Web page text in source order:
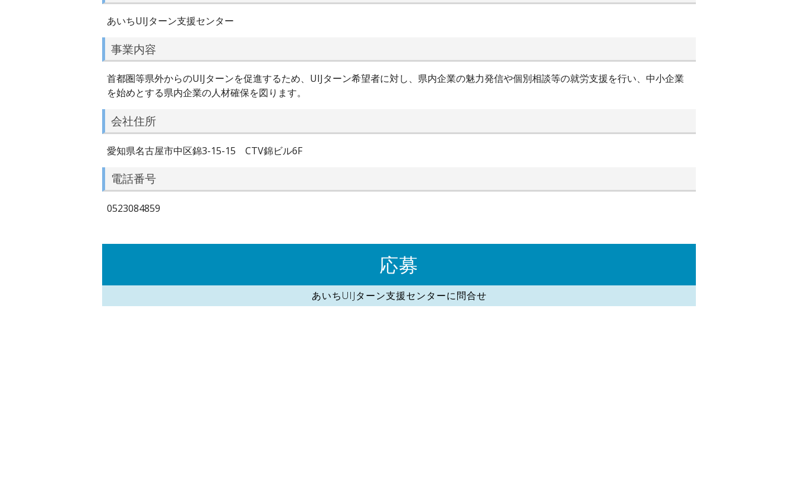
あいちUIJターン支援センター
事業内容
首都圏等県外からのUIJターンを促進するため、UIJターン希望者に対し、県内企業の魅力発信や個別相談等の就労支援を行い、中小企業
を始めとする県内企業の人材確保を図ります。
会社住所
愛知県名古屋市中区錦3-15-15 CTV錦ビル6F
電話番号
0523084859
応募
あいちUIJターン支援センターに問合せ